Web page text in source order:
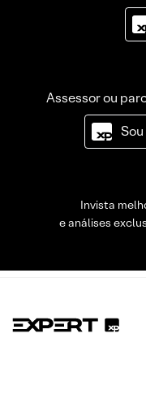
Assessor ou
Invista
e análises